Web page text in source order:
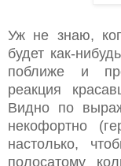
Уж не знаю,
будет как-
поближе и
реакция
Видно по
некофортно
настолько,
полосатому